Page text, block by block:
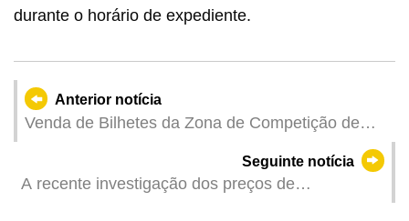
durante o horário de expediente.
Anterior notícia
Venda de Bilhetes da Zona de Competição de
Jogos Olímpicos Especiais para Deficientes irá
começar faseadamente a partir do dia 27 de
Seguinte notícia
A recente investigação dos preços de